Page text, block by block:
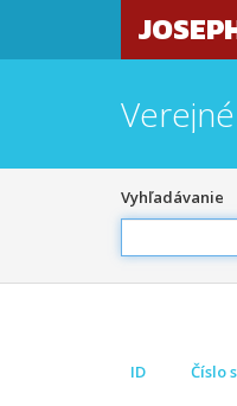
Vyhľadávanie
ID Číslo